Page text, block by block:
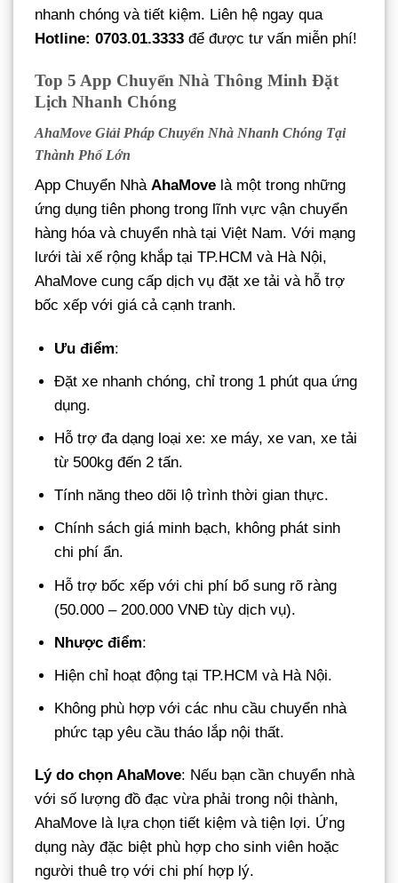
nhanh chóng và tiết kiệm. Liên hệ ngay qua
Hotline: 0703.01.3333 để được tư vấn miễn phí!
Top 5 App Chuyển Nhà Thông Minh Đặt
Lịch Nhanh Chóng
AhaMove Giải Pháp Chuyển Nhà Nhanh Chóng Tại
Thành Phố Lớn
App Chuyển Nhà AhaMove là một trong những
ứng dụng tiên phong trong lĩnh vực vận chuyển
hàng hóa và chuyển nhà tại Việt Nam. Với mạng
lưới tài xế rộng khắp tại TP.HCM và Hà Nội,
AhaMove cung cấp dịch vụ đặt xe tải và hỗ trợ
bốc xếp với giá cả cạnh tranh.
Ưu điểm:
Đặt xe nhanh chóng, chỉ trong 1 phút qua ứng
dụng.
Hỗ trợ đa dạng loại xe: xe máy, xe van, xe tải
từ 500kg đến 2 tấn.
Tính năng theo dõi lộ trình thời gian thực.
Chính sách giá minh bạch, không phát sinh
chi phí ẩn.
Hỗ trợ bốc xếp với chi phí bổ sung rõ ràng
(50.000 – 200.000 VNĐ tùy dịch vụ).
Nhược điểm:
Hiện chỉ hoạt động tại TP.HCM và Hà Nội.
Không phù hợp với các nhu cầu chuyển nhà
phức tạp yêu cầu tháo lắp nội thất.
Lý do chọn AhaMove: Nếu bạn cần chuyển nhà
với số lượng đồ đạc vừa phải trong nội thành,
AhaMove là lựa chọn tiết kiệm và tiện lợi. Ứng
dụng này đặc biệt phù hợp cho sinh viên hoặc
người thuê trọ với chi phí hợp lý.